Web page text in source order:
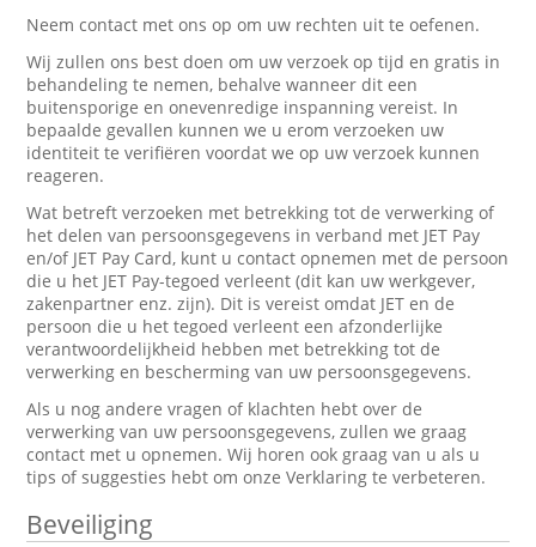
Neem contact met ons op om uw rechten uit te oefenen.
Wij zullen ons best doen om uw verzoek op tijd en gratis in
behandeling te nemen, behalve wanneer dit een
buitensporige en onevenredige inspanning vereist. In
bepaalde gevallen kunnen we u erom verzoeken uw
identiteit te verifiëren voordat we op uw verzoek kunnen
reageren.
Wat betreft verzoeken met betrekking tot de verwerking of
het delen van persoonsgegevens in verband met JET Pay
en/of JET Pay Card, kunt u contact opnemen met de persoon
die u het JET Pay-tegoed verleent (dit kan uw werkgever,
zakenpartner enz. zijn). Dit is vereist omdat JET en de
persoon die u het tegoed verleent een afzonderlijke
verantwoordelijkheid hebben met betrekking tot de
verwerking en bescherming van uw persoonsgegevens.
Als u nog andere vragen of klachten hebt over de
verwerking van uw persoonsgegevens, zullen we graag
contact met u opnemen. Wij horen ook graag van u als u
tips of suggesties hebt om onze Verklaring te verbeteren.
Beveiliging